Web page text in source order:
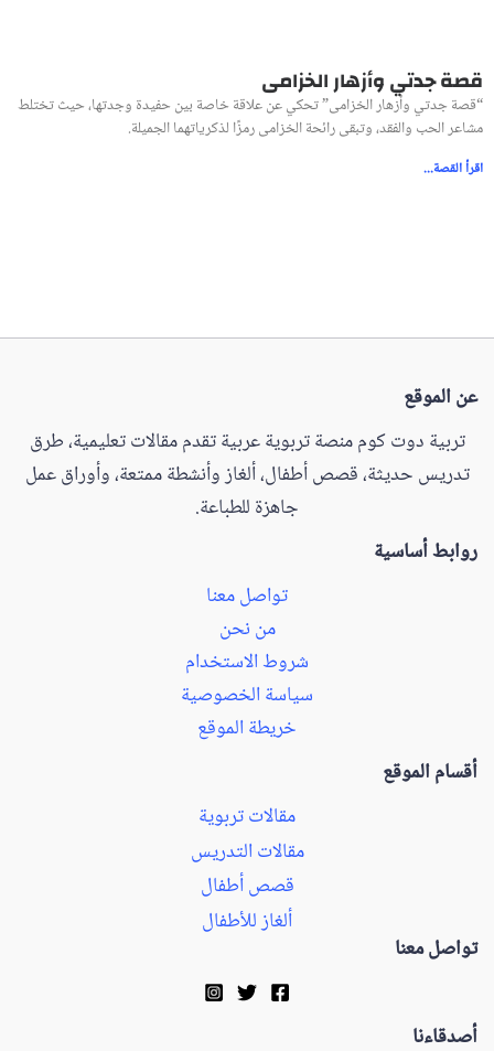
قصة جدتي وأزهار الخزامى
“قصة جدتي وأزهار الخزامى” تحكي عن علاقة خاصة بين حفيدة وجدتها، حيث تختلط
مشاعر الحب والفقد، وتبقى رائحة الخزامى رمزًا لذكرياتهما الجميلة.
اقرأ القصة...
عن الموقع
تربية دوت كوم منصة تربوية عربية تقدم مقالات تعليمية، طرق
تدريس حديثة، قصص أطفال، ألغاز وأنشطة ممتعة، وأوراق عمل
جاهزة للطباعة.
روابط أساسية
تواصل معنا
من نحن
شروط الاستخدام
سياسة الخصوصية
خريطة الموقع
أقسام الموقع
مقالات تربوية
مقالات التدريس
قصص أطفال
ألغاز للأطفال
تواصل معنا
أصدقاءنا